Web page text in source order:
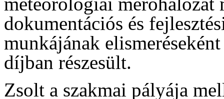
dokumentációs és
munkájának
díjban részesült.
Zsolt a szakmai pályája